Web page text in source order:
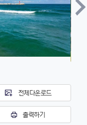
전체다운로드
출력하기